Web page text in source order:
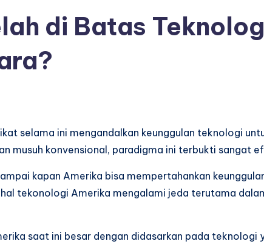
di Batas
selama ini mengandalkan keunggulan teknologi
musuh konvensional, paradigma ini terbukti sangat
kapan Amerika bisa mempertahankan
tekonologi Amerika mengalami jeda terutama
saat ini besar dengan didasarkan pada teknologi